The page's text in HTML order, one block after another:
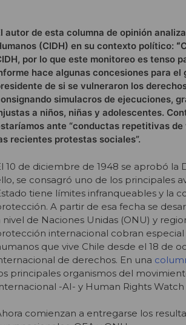
autor de esta columna de opinión
(CIDH) en su contexto político: “
por lo que este monitoreo es tenso
hace algunas concesiones para
de si se vulneraron los
simulacros de ejecuciones,
a niños, niñas y adolescentes.
ante “conductas repetitivas
recientes protestas sociales”.
10 de diciembre de 1948 se aprobó
se consagró uno de los principales
tiene límites infranqueables y la
A partir de esa fecha se
nivel de Naciones Unidas (ONU) y
internacional cobran especial
que vive Chile desde el 18 de
de derechos. En una
principales organismos del
-AI- y Human Rights Watch
comienzan a entregarse los